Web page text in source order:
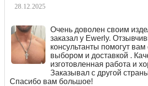
28.12.2025
Очень доволен своим
заказал у Ewerly.
консультанты помогут
выбором и доставкой .
изготовленная работа и
Заказывал с другой
Спасибо вам большое!